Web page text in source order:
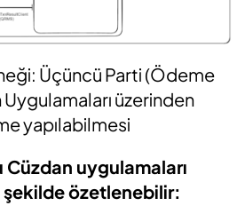
Üçüncü Parti (Ödeme
üzerinden
yapılabilmesi
uygulamaları
şekilde özetlenebilir: